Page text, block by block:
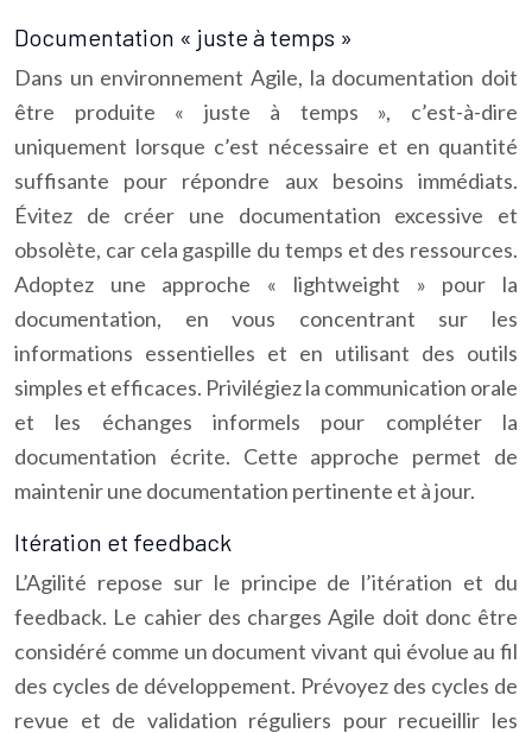
Documentation « juste à temps »
Dans un environnement Agile, la documentation doit
être produite « juste à temps », c’est-à-dire
uniquement lorsque c’est nécessaire et en quantité
suffisante pour répondre aux besoins immédiats.
Évitez de créer une documentation excessive et
obsolète, car cela gaspille du temps et des ressources.
Adoptez une approche « lightweight » pour la
documentation, en vous concentrant sur les
informations essentielles et en utilisant des outils
simples et efficaces. Privilégiez la communication orale
et les échanges informels pour compléter la
documentation écrite. Cette approche permet de
maintenir une documentation pertinente et à jour.
Itération et feedback
L’Agilité repose sur le principe de l’itération et du
feedback. Le cahier des charges Agile doit donc être
considéré comme un document vivant qui évolue au fil
des cycles de développement. Prévoyez des cycles de
revue et de validation réguliers pour recueillir les